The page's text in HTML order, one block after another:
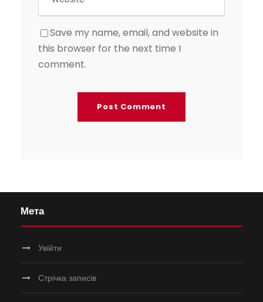
Save my name, email, and website in
this browser for the next time I
comment.
Мета
Увійти
Стрічка записів